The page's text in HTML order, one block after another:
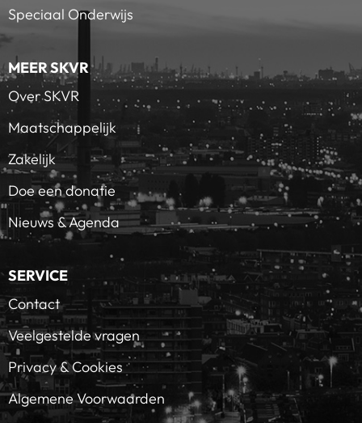
Speciaal Onderwijs
MEER SKVR
Over SKVR
Maatschappelijk
Zakelijk
Doe een donatie
Nieuws & Agenda
SERVICE
Contact
Veelgestelde vragen
Privacy & Cookies
Algemene Voorwaarden